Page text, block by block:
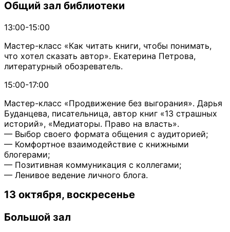
Общий зал библиотеки
13:00-15:00
Мастер-класс «Как читать книги, чтобы понимать,
что хотел сказать автор». Екатерина Петрова,
литературный обозреватель.
15:00-17:00
Мастер-класс «Продвижение без выгорания». Дарья
Буданцева, писательница, автор книг «13 страшных
историй», «Медиаторы. Право на власть».
— Выбор своего формата общения с аудиторией;
— Комфортное взаимодействие с книжными
блогерами;
— Позитивная коммуникация с коллегами;
— Ленивое ведение личного блога.
13 октября, воскресенье
Большой зал